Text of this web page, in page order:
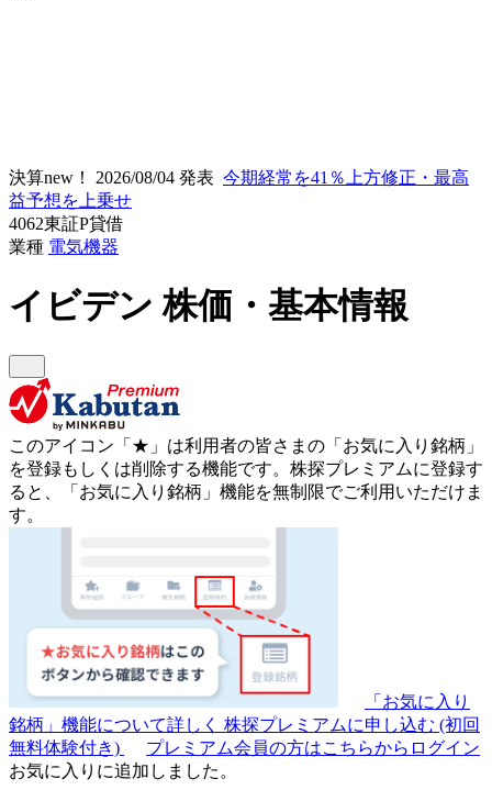
決算new！ 2026/08/04 発表 今期経常を41％上方修正・最高
益予想を上乗せ
4062東証P貸借
業種 電気機器
イビデン株価・基本情報
このアイコン 「★」 は利用者の皆さまの 「お気に入り銘柄」
を登録もしくは削除する機能です。 株探プレミアムに登録す
ると、「お気に入り銘柄」機能を無制限でご利用いただけま
す。
「お気に入り
銘柄」機能について詳しく 株探プレミアムに申し込む (初回
無料体験付き)
プレミアム会員の方はこちらからログイン
お気に入りに追加しました。